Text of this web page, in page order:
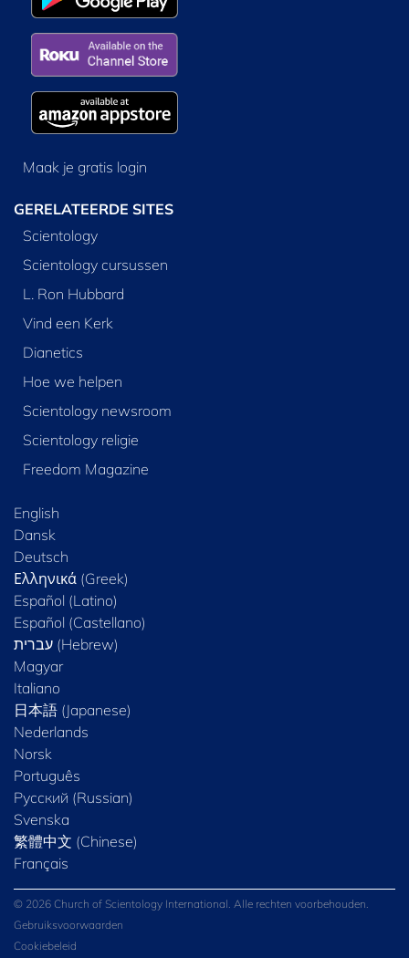
Maak je gratis login
GERELATEERDE SITES
Scientology
Scientology cursussen
L. Ron Hubbard
Vind een Kerk
Dianetics
Hoe we helpen
Scientology newsroom
Scientology religie
Freedom Magazine
English
Dansk
Deutsch
Ελληνικά (Greek)
Español (Latino)
Español (Castellano)
Magyar
Italiano
日本語 (Japanese)
Nederlands
Norsk
Português
Русский (Russian)
Svenska
繁體中文 (Chinese)
Français
© 2026 Church of Scientology International. Alle rechten voorbehouden.
Gebruiksvoorwaarden
Cookiebeleid